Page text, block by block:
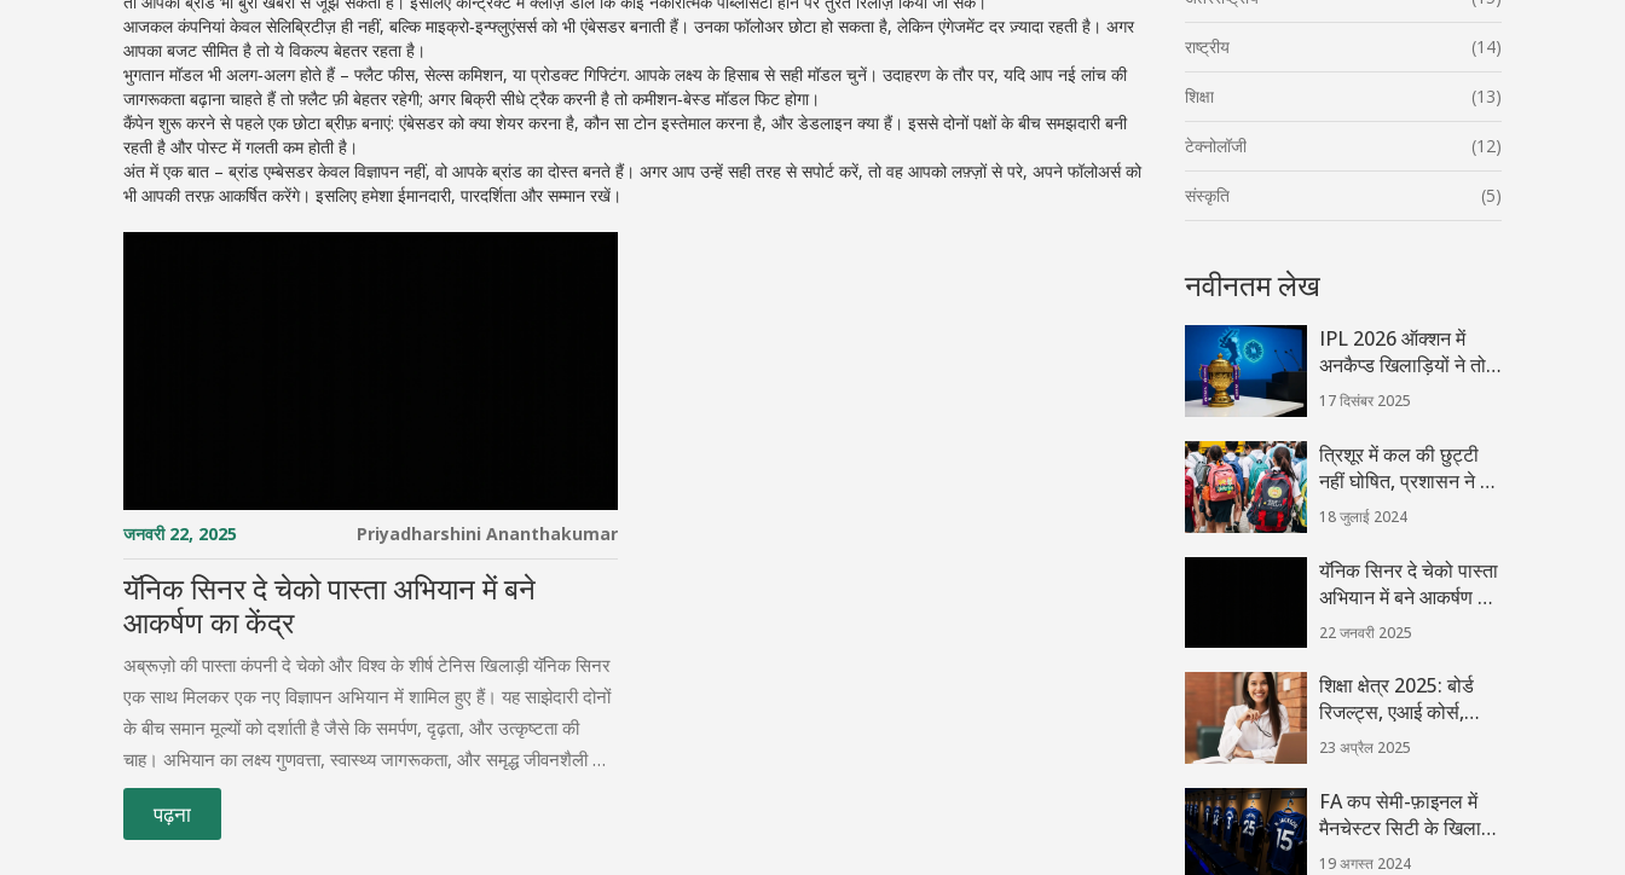
आजकल कंपनियां केवल सेलिब्रिटीज़ ही नहीं, बल्कि माइक्रो‑इन्फ्लुएंसर्स को भी एंबेसडर बनाती हैं। उनका फॉलोअर छोटा हो सकता है, लेकिन एंगेजमेंट दर ज़्यादा रहती है। अगर
आपका बजट सीमित है तो ये विकल्प बेहतर रहता है।
भुगतान मॉडल भी अलग‑अलग होते हैं – फ्लैट फीस, सेल्स कमिशन, या प्रोडक्ट गिफ्टिंग. आपके लक्ष्य के हिसाब से सही मॉडल चुनें। उदाहरण के तौर पर, यदि आप नई लांच की
जागरूकता बढ़ाना चाहते हैं तो फ़्लैट फ़ी बेहतर रहेगी; अगर बिक्री सीधे ट्रैक करनी है तो कमीशन‑बेस्ड मॉडल फिट होगा।
कैंपेन शुरू करने से पहले एक छोटा ब्रीफ़ बनाएं: एंबेसडर को क्या शेयर करना है, कौन सा टोन इस्तेमाल करना है, और डेडलाइन क्या हैं। इससे दोनों पक्षों के बीच समझदारी बनी
रहती है और पोस्ट में गलती कम होती है।
अंत में एक बात – ब्रांड एम्बेसडर केवल विज्ञापन नहीं, वो आपके ब्रांड का दोस्त बनते हैं। अगर आप उन्हें सही तरह से सपोर्ट करें, तो वह आपको लफ़्ज़ों से परे, अपने फॉलोअर्स को
भी आपकी तरफ़ आकर्षित करेंगे। इसलिए हमेशा ईमानदारी, पारदर्शिता और सम्मान रखें।
जनवरी 22, 2025 Priyadharshini Ananthakumar
यॅनिक सिनर दे चेको पास्ता अभियान में बने
आकर्षण का केंद्र
अब्रूज़ो की पास्ता कंपनी दे चेको और विश्व के शीर्ष टेनिस खिलाड़ी यॅनिक सिनर
एक साथ मिलकर एक नए विज्ञापन अभियान में शामिल हुए हैं। यह साझेदारी दोनों
के बीच समान मूल्यों को दर्शाती है जैसे कि समर्पण, दृढ़ता, और उत्कृष्टता की
चाह। अभियान का लक्ष्य गुणवत्ता, स्वास्थ्य जागरूकता, और समृद्ध जीवनशैली को
बढ़ावा देना है, जिसमें सिनर अपनी भूमिका को मजबूत कर रहे हैं।
पढ़ना
राष्ट्रीय (14)
शिक्षा (13)
टेक्नोलॉजी (12)
संस्कृति (5)
नवीनतम लेख
IPL 2026 ऑक्शन में
अनकैप्ड खिलाड़ियों ने तोड़े
रिकॉर्ड, रासिख दर को
करोड़ में
17 दिसंबर 2025
त्रिशूर में कल की छुट्टी
नहीं घोषित, प्रशासन ने दी
सफाई
18 जुलाई 2024
यॅनिक सिनर दे चेको पास्ता
अभियान में बने आकर्षण का
केंद्र
22 जनवरी 2025
शिक्षा क्षेत्र 2025: बोर्ड
रिजल्ट्स, एआई कोर्स,
रिकॉर्ड प्लेसमेंट और बजट
की बड़ी घोषणाएं
23 अप्रैल 2025
FA कप सेमी-फ़ाइनल में
मैनचेस्टर सिटी के खिलाफ
घोषित चेल्सी की लाइन-अप
19 अगस्त 2024